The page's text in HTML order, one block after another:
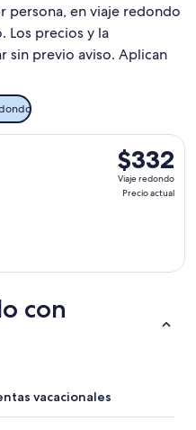
persona, en viaje redondo
Los precios y la
sin previo aviso. Aplican
$332
Viaje
redondo,
$332
Viaje redondo
Precio actual
salida el mar, 10 nov.
con
vacacionales